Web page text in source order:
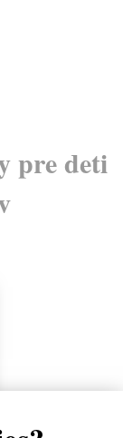
pre deti